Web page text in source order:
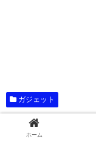
ガジェット
全録DIGA
ホーム